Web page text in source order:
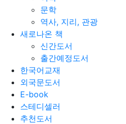
문학
역사, 지리, 관광
새로나온 책
신간도서
출간예정도서
한국어교재
외국문도서
E-book
스테디셀러
추천도서